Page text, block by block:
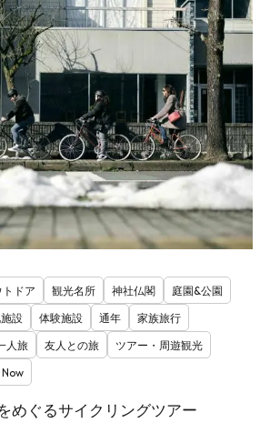
ドア 観光名所 神社仏閣
庭園&公園
設 体験施設 通年
家族旅行
人旅 友人との旅
ツアー・周遊観光
めぐるサイクリングツアー